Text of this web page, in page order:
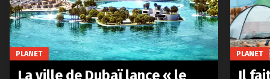
PLANET
La ville de Dubaï lance « le
PLANET
Il